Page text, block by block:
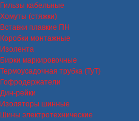
Гильзы кабельные
Хомуты (стяжки)
Вставки плавкие ПН
Коробки монтажные
Изолента
Бирки маркировочные
Термоусадочная трубка (ТуТ)
Гофродержатели
Дин-рейки
Изоляторы шинные
Шины электротехнические